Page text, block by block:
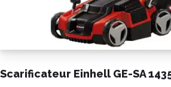
Scarificateur Einhell GE-SA